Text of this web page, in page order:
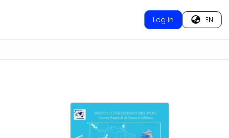
Log In EN